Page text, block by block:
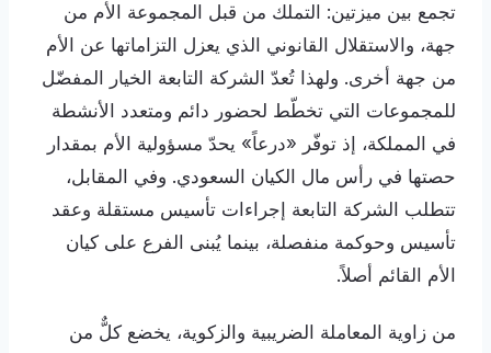
تجمع بين ميزتين: التملك من قبل المجموعة الأم من
جهة، والاستقلال القانوني الذي يعزل التزاماتها عن الأم
من جهة أخرى. ولهذا تُعدّ الشركة التابعة الخيار المفضّل
للمجموعات التي تخطّط لحضور دائم ومتعدد الأنشطة
في المملكة، إذ توفّر «درعاً» يحدّ مسؤولية الأم بمقدار
حصتها في رأس مال الكيان السعودي. وفي المقابل،
تتطلب الشركة التابعة إجراءات تأسيس مستقلة وعقد
تأسيس وحوكمة منفصلة، بينما يُبنى الفرع على كيان
الأم القائم أصلاً.
من زاوية المعاملة الضريبية والزكوية، يخضع كلٌّ من